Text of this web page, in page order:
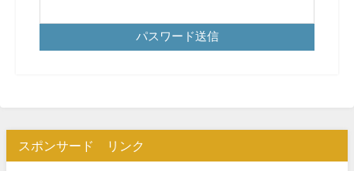
スポンサード リンク